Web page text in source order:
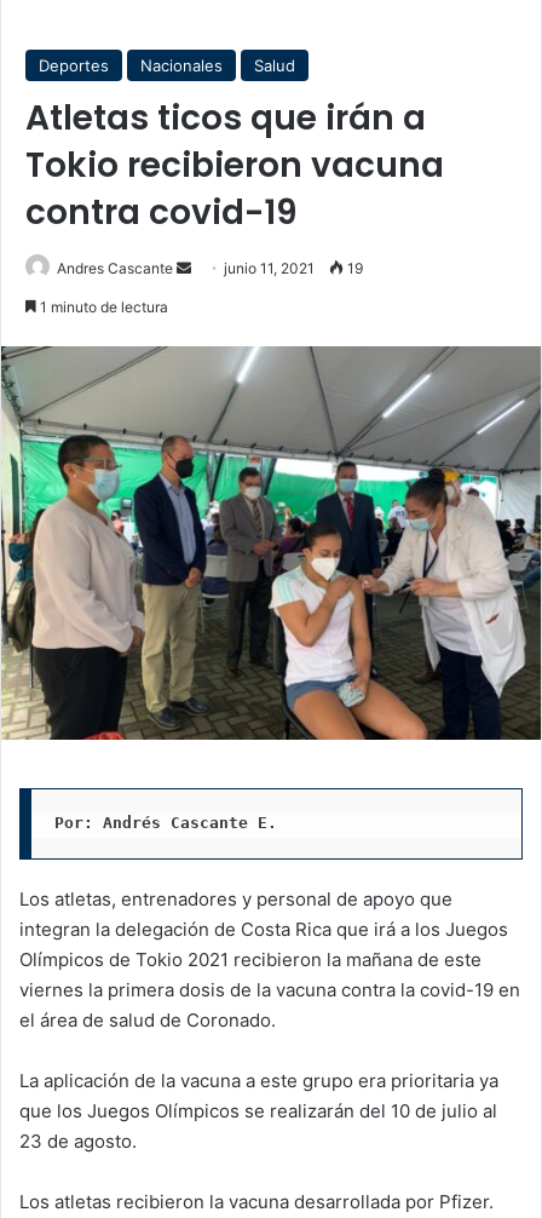
Deportes Nacionales Salud
Atletas ticos que irán a
Tokio recibieron vacuna
contra covid-19
Andres Cascante
Sendjunio 11, 2021 19
1 minuto de lectura
Por: Andrés Cascante E.
Los atletas, entrenadores y personal de apoyo que
integran la delegación de Costa Rica que irá a los Juegos
Olímpicos de Tokio 2021 recibieron la mañana de este
viernes la primera dosis de la vacuna contra la covid-19 en
el área de salud de Coronado.
La aplicación de la vacuna a este grupo era prioritaria ya
que los Juegos Olímpicos se realizarán del 10 de julio al
23 de agosto.
Los atletas recibieron la vacuna desarrollada por Pfizer.